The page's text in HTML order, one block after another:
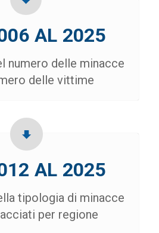
AL 2025
numero delle minacce
delle vittime
AL 2025
tipologia di minacce
per regione